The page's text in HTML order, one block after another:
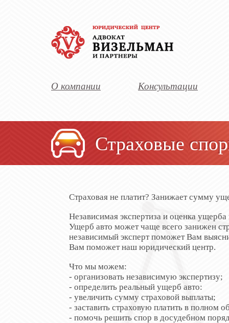
О компании Консультации
Страховые
Страховая не платит? Занижает сумму
Независимая экспертиза и оценка
Ущерб авто может чаще всего занижен
независимый эксперт поможет Вам
Вам поможет наш юридический центр.
Что мы можем:
- организовать независимую экспертизу;
- определить реальный ущерб авто:
- увеличить сумму страховой выплаты;
- заставить страховую платить в полном
- помочь решить спор в досудебном